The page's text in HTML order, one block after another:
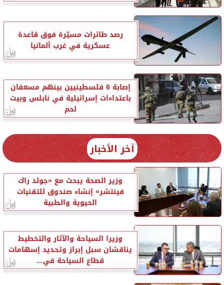
رصد طائرات مسيّرة فوق قاعدة
عسكرية في غرب ألمانيا
إصابة 6 فلسطينيين بينهم مسعفان
باعتداءات إسرائيلية في نابلس وبيت
لحم
آخر الأخبار
وزير الصحة يبحث مع «جولد راك
فينتشر» إنشاء صندوق للتقنيات
الحيوية والطبية
وزيرا السياحة والآثار والتخطيط
يناقشان سبل إبراز وتحديد إسهامات
قطاع السياحة في...